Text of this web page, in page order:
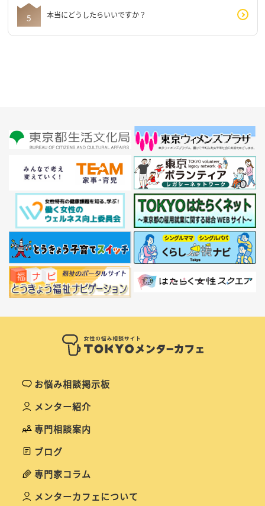
本当にどうしたらいいですか？
お悩み相談掲示板
メンター紹介
専門相談案内
ブログ
専門家コラム
メンターカフェについて